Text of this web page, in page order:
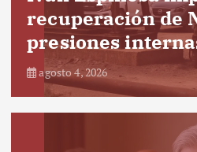
recuperación de
presiones
agosto 4, 2026